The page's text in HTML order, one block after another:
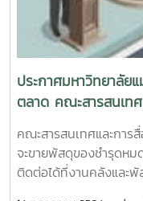
ประกาศมหาวิทยาลัย
ตลาด คณะสารสนเท
คณะสารสนเทศและการ
จะขายพัสดุของชำรุดห
ติดต่อได้ที่งานคลังและ